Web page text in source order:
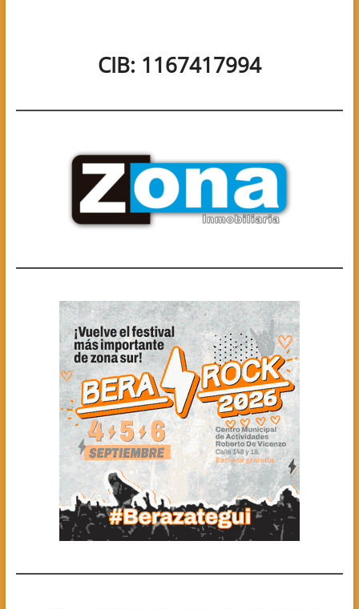
CIB: 1167417994